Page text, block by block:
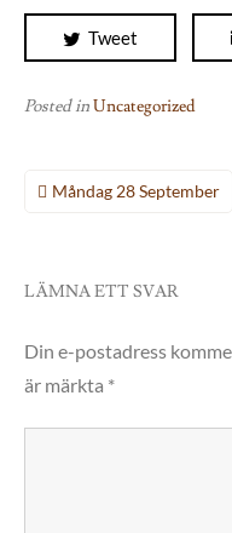
Tweet
Posted inUncategorized
Måndag 28 September
LÄMNA ETT SVAR
Din e-postadress
är märkta *